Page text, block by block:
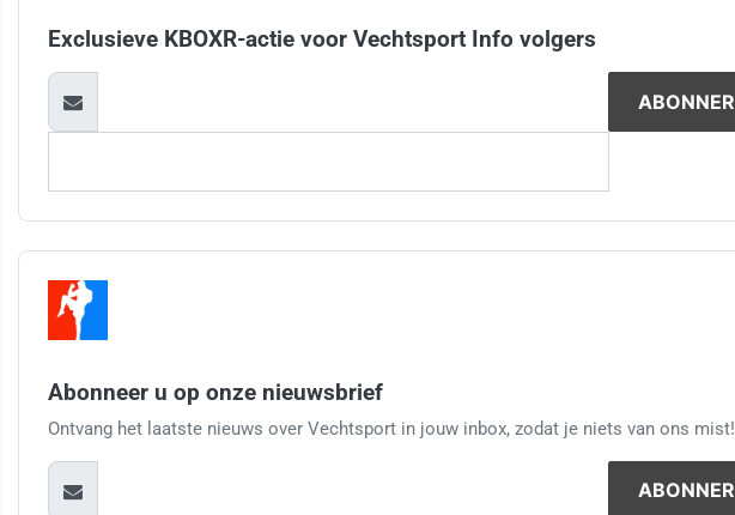
Exclusieve KBOXR-actie voor Vechtsport Info volgers
Abonneer u op onze nieuwsbrief
Ontvang het laatste nieuws over Vechtsport in jouw inbox, zodat je niets van ons mist!